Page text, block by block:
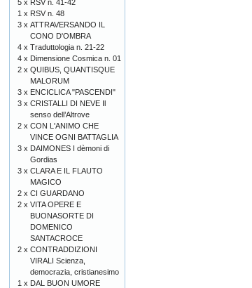
5 x RSV n. 41-42
1 x RSV n. 48
3 x ATTRAVERSANDO IL
CONO D'OMBRA
4 x Traduttologia n. 21-22
4 x Dimensione Cosmica n. 01
2 x QUIBUS, QUANTISQUE
MALORUM
3 x ENCICLICA "PASCENDI"
3 x CRISTALLI DI NEVE Il
senso dell’Altrove
2 x CON L'ANIMO CHE
VINCE OGNI BATTAGLIA
3 x DAIMONES I dèmoni di
Gordias
3 x CLARA E IL FLAUTO
MAGICO
2 x CI GUARDANO
2 x VITA OPERE E
BUONASORTE DI
DOMENICO
SANTACROCE
2 x CONTRADDIZIONI
VIRALI Scienza,
democrazia, cristianesimo
1 x DAL BUON UMORE